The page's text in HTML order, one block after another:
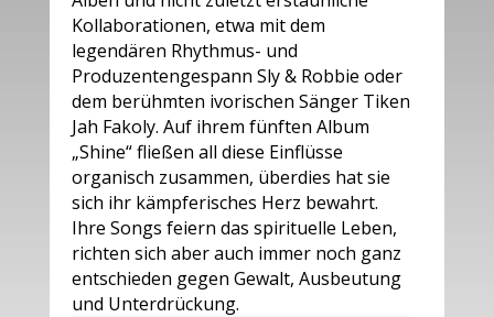
Kollaborationen, etwa mit dem
legendären Rhythmus- und
Produzentengespann Sly & Robbie oder
dem berühmten ivorischen Sänger Tiken
Jah Fakoly. Auf ihrem fünften Album
„Shine“ fließen all diese Einflüsse
organisch zusammen, überdies hat sie
sich ihr kämpferisches Herz bewahrt.
Ihre Songs feiern das spirituelle Leben,
richten sich aber auch immer noch ganz
entschieden gegen Gewalt, Ausbeutung
und Unterdrückung.